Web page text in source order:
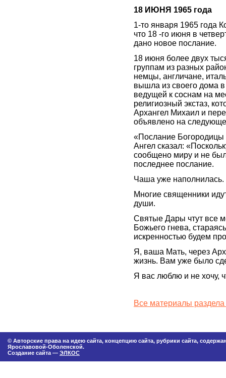
18 ИЮНЯ 1965 года
1-то января 1965 года
что 18 -го июня в
дано новое послание.
18 июня более двух
группам из разных
немцы, англичане,
вышла из своего дома
ведущей к соснам на
религиозный экстаз,
Архангел Михаил и
объявлено на
«Послание Богородицы
Ангел сказал:
сообщено миру и не
последнее послание.
Чаша уже наполнилась.
Многие священники
души.
Святые Дары чтут все
Божьего гнева,
искренностью будем
Я, ваша Мать, через
жизнь. Вам уже было
Я вас люблю и не хочу,
Все материалы
© Авторские права на идею сайта, концепцию сайта, рубрики сайта,
Ярославовой-Оболенской.
Создание сайта — ЭЛКОС